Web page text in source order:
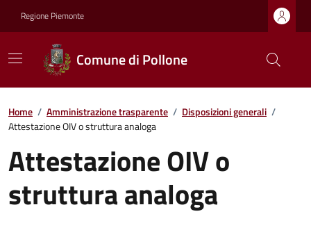
Regione Piemonte
Comune di Pollone
Home / Amministrazione trasparente / Disposizioni generali /
Attestazione OIV o struttura analoga
Attestazione OIV o
struttura analoga